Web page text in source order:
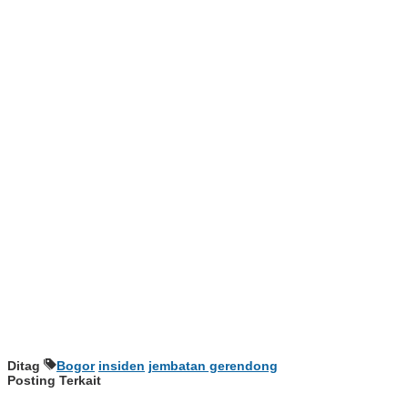
Ditag Bogor insiden jembatan gerendong
Posting Terkait